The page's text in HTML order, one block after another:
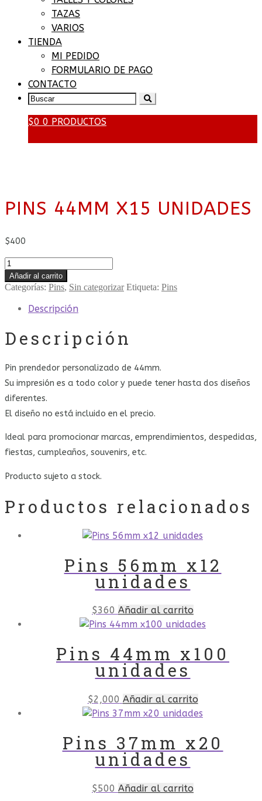
TAZAS
VARIOS
TIENDA
MI PEDIDO
FORMULARIO DE PAGO
CONTACTO
SEARCH
$0 0 PRODUCTOS
PINS 44MM X15 UNIDADES
$400
Pins
44mm
x15
unidades
cantidad
Añadir al carrito
Categorías: Pins, Sin categorizar Etiqueta: Pins
Descripción
Descripción
Pin prendedor personalizado de 44mm.
Su impresión es a todo color y puede tener hasta dos diseños
diferentes.
El diseño no está incluido en el precio.
Ideal para promocionar marcas, emprendimientos, despedidas,
fiestas, cumpleaños, souvenirs, etc.
Producto sujeto a stock.
Productos relacionados
Pins 56mm x12
unidades
$360 Añadir al carrito
Pins 44mm x100
unidades
$2,000 Añadir al carrito
Pins 37mm x20
unidades
$500 Añadir al carrito